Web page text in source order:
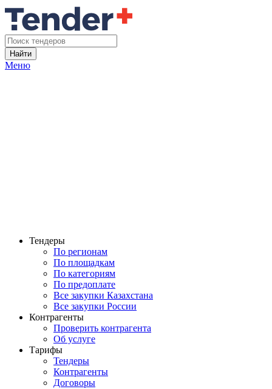
Найти
Меню
Тендеры
По регионам
По площадкам
По категориям
По предоплате
Все закупки Казахстана
Все закупки России
Контрагенты
Проверить контрагента
Об услуге
Тарифы
Тендеры
Контрагенты
Договоры